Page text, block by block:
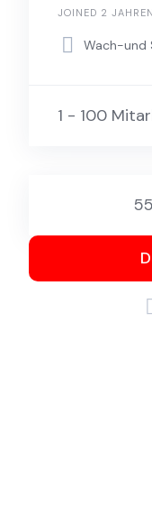
JOINED 2
Wach-und
1 - 100